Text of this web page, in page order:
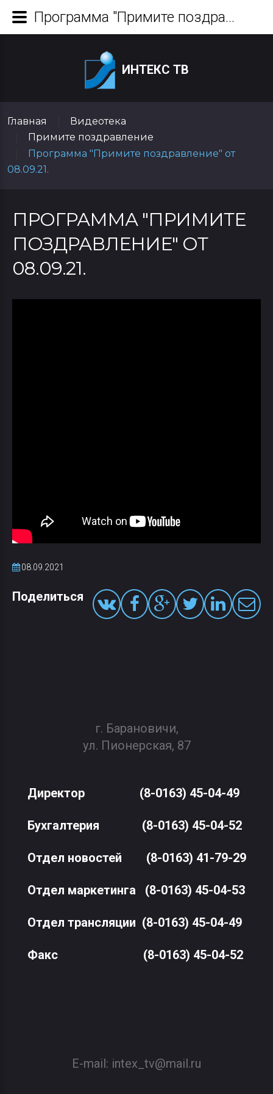
ИНТЕКС ТВ
Главная
Видеотека
Примите поздравление
Программа "Примите поздравление" от
08.09.21.
ПРОГРАММА "ПРИМИТЕ
ПОЗДРАВЛЕНИЕ" ОТ
08.09.21.
08.09.2021
Поделиться
г. Барановичи,
ул. Пионерская, 87
Директор (8-0163) 45-04-49
Бухгалтерия (8-0163) 45-04-52
Отдел новостей (8-0163) 41-79-29
Отдел маркетинга (8-0163) 45-04-53
Отдел трансляции (8-0163) 45-04-49
Факс(8-0163) 45-04-52
E-mail: intex_tv@mail.ru
Программа "Примите поздравление" от 08.09.21.